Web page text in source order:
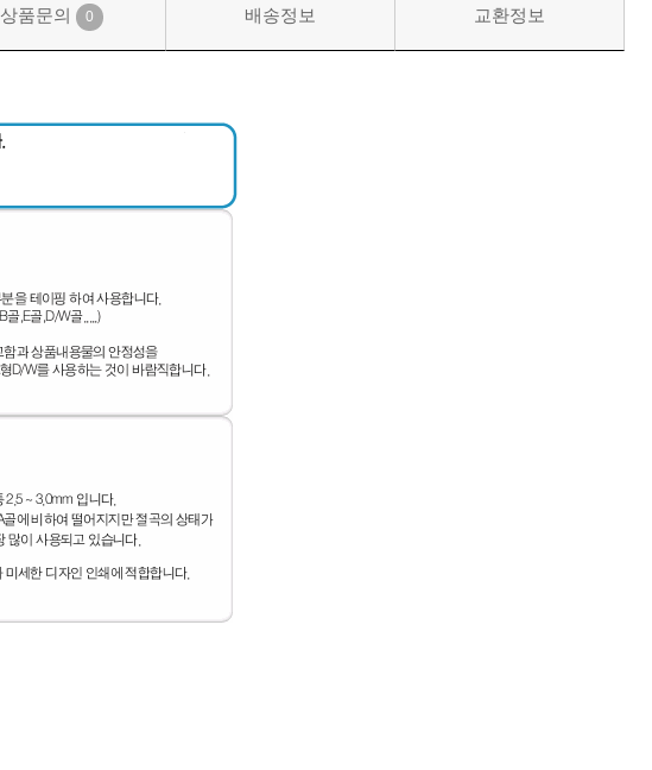
상품문의 0 배송정보 교환정보